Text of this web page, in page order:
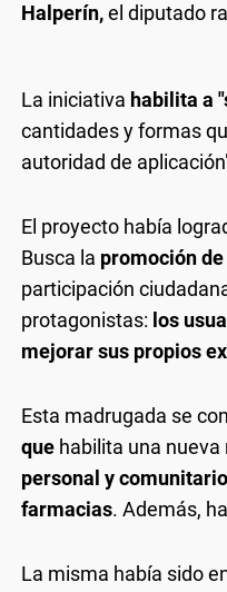
Halperín,el diputado
La iniciativa habilita a
cantidades y formas
autoridad de
El proyecto había
Busca la promoción
participación
protagonistas: los
mejorar sus propios
Esta madrugada se
que habilita una
personal y
farmacias. Además,
La misma había sido